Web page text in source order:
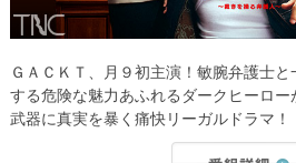
ＧＡＣＫＴ、月９初主演！敏腕弁護士
する危険な魅力あふれるダークヒーロー
武器に真実を暴く痛快リーガルドラマ！